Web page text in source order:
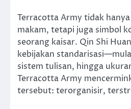
Terracotta Army tidak
makam, tetapi juga simbol
seorang kaisar. Qin Shi
kebijakan
sistem tulisan, hingga
Terracotta Army
tersebut: terorganisir,